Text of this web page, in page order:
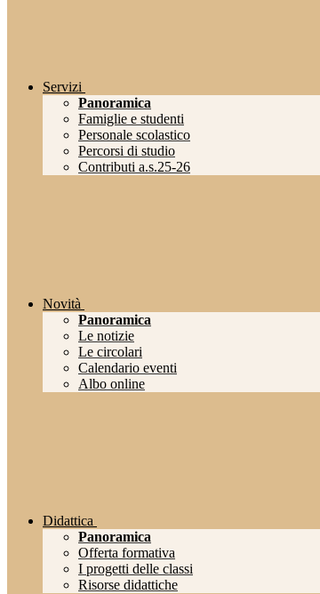
Servizi
Panoramica
Famiglie e studenti
Personale scolastico
Percorsi di studio
Contributi a.s.25-26
Novità
Panoramica
Le notizie
Le circolari
Calendario eventi
Albo online
Didattica
Panoramica
Offerta formativa
I progetti delle classi
Risorse didattiche